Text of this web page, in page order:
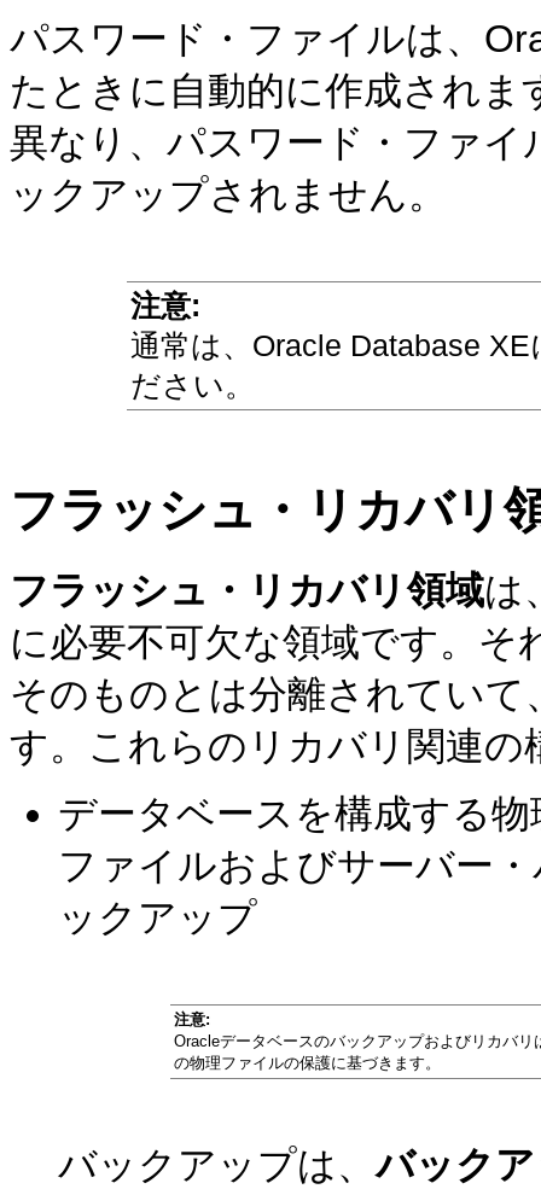
パスワード・ファイルは、
たときに自動的に作成され
異なり、パスワード・ファ
ックアップされません。
注意:
通常は、Oracle Database XE
ださい。
フラッシュ・リカバリ
フラッシュ・リカバリ領域は
に必要不可欠な領域です。そ
そのものとは分離されてい
す。これらのリカバリ関連
データベースを構成する
ファイルおよびサーバー
ックアップ
注意:
Oracleデータベースのバックアップおよびリカバ
の物理ファイルの保護に基づきます。
バックアップは、バック